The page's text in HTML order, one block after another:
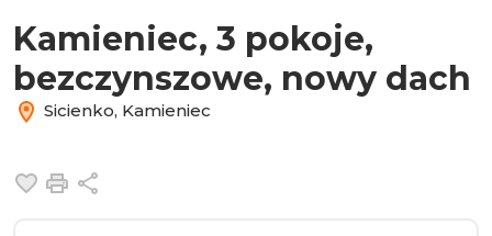
Kamieniec, 3 pokoje,
bezczynszowe, nowy dach
Sicienko, Kamieniec
Dodaj do ulubionych
Drukuj